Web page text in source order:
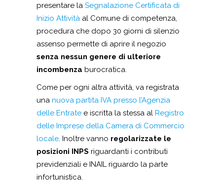
presentare la Segnalazione Certificata di
Inizio Attività al Comune di competenza,
procedura che dopo 30 giorni di silenzio
assenso permette di aprire il negozio
senza nessun genere di ulteriore
incombenza burocratica.
Come per ogni altra attività, va registrata
una nuova partita IVA presso l’Agenzia
delle Entrate e iscritta la stessa al Registro
delle Imprese della Camera di Commercio
locale. Inoltre vanno regolarizzate le
posizioni INPS riguardanti i contributi
previdenziali e INAIL riguardo la parte
infortunistica.